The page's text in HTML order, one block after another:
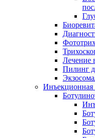
Лечение
Пилинг
Инъекционная